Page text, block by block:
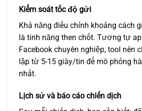
Kiểm soát tốc độ gửi
Khả năng điều chỉnh khoảng cách
là tính năng then chốt. Tương tự
Facebook chuyên nghiệp, tool nên
lập từ 5-15 giây/tin để mô phỏng
nhất.
Lịch sử và báo cáo chiến dịch